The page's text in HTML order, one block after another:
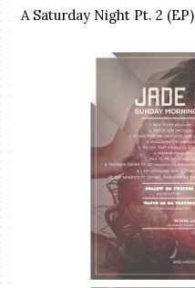
A Saturday Night Pt. 2 (EP)